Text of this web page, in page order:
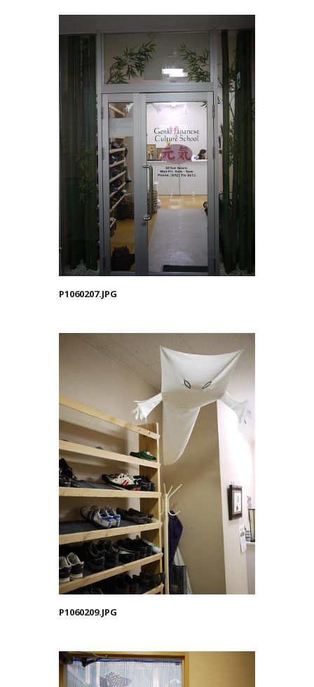
P1060207.JPG
P1060209.JPG